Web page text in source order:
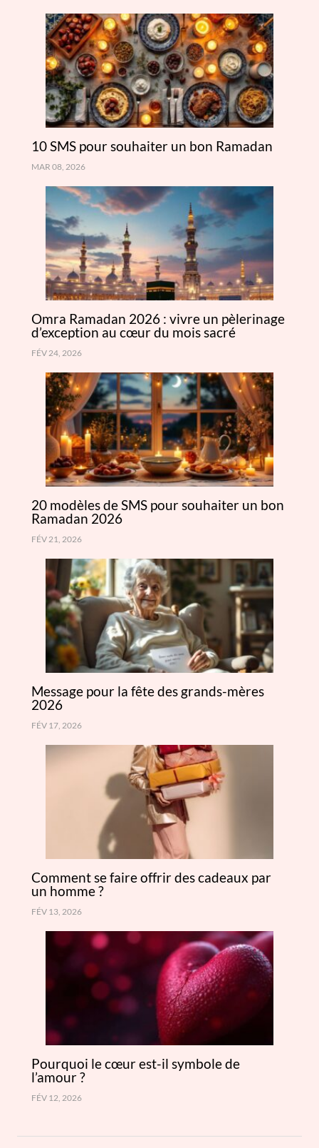
10 SMS pour souhaiter un bon Ramadan
MAR 08, 2026
Omra Ramadan 2026 : vivre un pèlerinage
d’exception au cœur du mois sacré
FÉV 24, 2026
20 modèles de SMS pour souhaiter un bon
Ramadan 2026
FÉV 21, 2026
Message pour la fête des grands-mères
2026
FÉV 17, 2026
Comment se faire offrir des cadeaux par
un homme ?
FÉV 13, 2026
Pourquoi le cœur est-il symbole de
l’amour ?
FÉV 12, 2026